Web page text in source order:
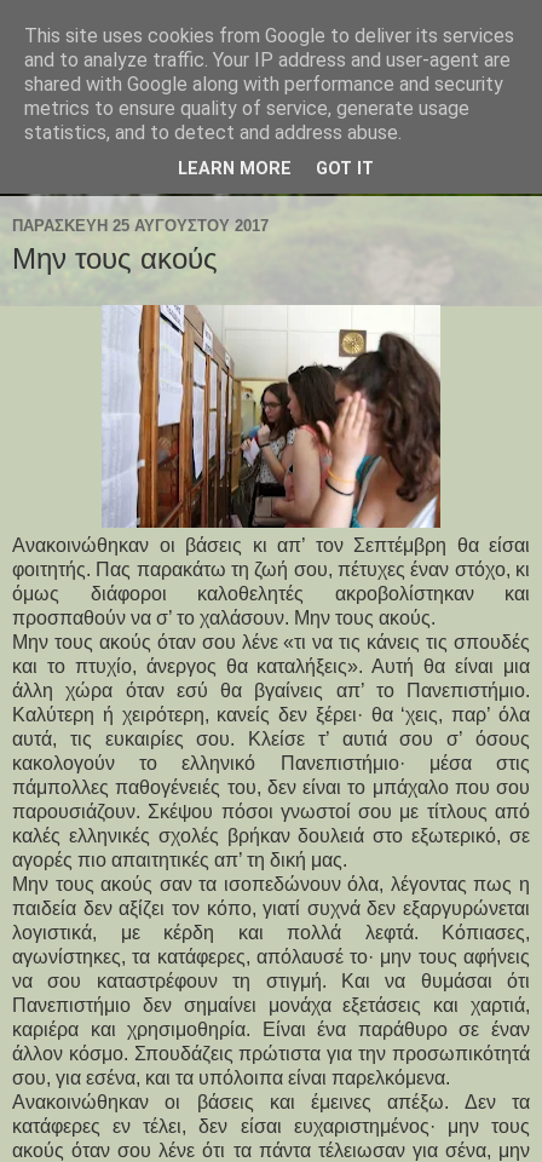
ΠΑΡΑΣΚΕΥΉ 25 ΑΥΓΟΎΣΤΟΥ 2017
Μην τους ακούς
Ανακοινώθηκαν οι βάσεις κι απ’ τον Σεπτέμβρη θα είσαι
φοιτητής. Πας παρακάτω τη ζωή σου, πέτυχες έναν στόχο, κι
όμως διάφοροι καλοθελητές ακροβολίστηκαν και
προσπαθούν να σ’ το χαλάσουν. Μην τους ακούς.
Μην τους ακούς όταν σου λένε «τι να τις κάνεις τις σπουδές
και το πτυχίο, άνεργος θα καταλήξεις». Αυτή θα είναι μια
άλλη χώρα όταν εσύ θα βγαίνεις απ’ το Πανεπιστήμιο.
Καλύτερη ή χειρότερη, κανείς δεν ξέρει· θα ‘χεις, παρ’ όλα
αυτά, τις ευκαιρίες σου. Κλείσε τ’ αυτιά σου σ’ όσους
κακολογούν το ελληνικό Πανεπιστήμιο· μέσα στις
πάμπολλες παθογένειές του, δεν είναι το μπάχαλο που σου
παρουσιάζουν. Σκέψου πόσοι γνωστοί σου με τίτλους από
καλές ελληνικές σχολές βρήκαν δουλειά στο εξωτερικό, σε
αγορές πιο απαιτητικές απ’ τη δική μας.
Μην τους ακούς σαν τα ισοπεδώνουν όλα, λέγοντας πως η
παιδεία δεν αξίζει τον κόπο, γιατί συχνά δεν εξαργυρώνεται
λογιστικά, με κέρδη και πολλά λεφτά. Κόπιασες,
αγωνίστηκες, τα κατάφερες, απόλαυσέ το· μην τους αφήνεις
να σου καταστρέφουν τη στιγμή. Και να θυμάσαι ότι
Πανεπιστήμιο δεν σημαίνει μονάχα εξετάσεις και χαρτιά,
καριέρα και χρησιμοθηρία. Είναι ένα παράθυρο σε έναν
άλλον κόσμο. Σπουδάζεις πρώτιστα για την προσωπικότητά
σου, για εσένα, και τα υπόλοιπα είναι παρελκόμενα.
Ανακοινώθηκαν οι βάσεις και έμεινες απέξω. Δεν τα
κατάφερες εν τέλει, δεν είσαι ευχαριστημένος· μην τους
ακούς όταν σου λένε ότι τα πάντα τέλειωσαν για σένα, μην
This site uses cookies from Google to deliver its services
and to analyze traffic. Your IP address and user-agent are
shared with Google along with performance and security
metrics to ensure quality of service, generate usage
statistics, and to detect and address abuse.
LEARN MORE GOT IT